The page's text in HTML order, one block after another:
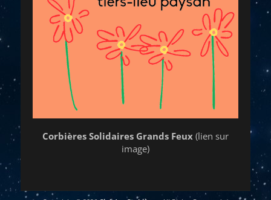
Corbières Solidaires Grands Feux (lien sur
image)